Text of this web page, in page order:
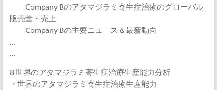
Company Bのアタマジラミ寄生症治療のグローバル
販売量・売上
Company Bの主要ニュース＆最新動向
…
…
8 世界のアタマジラミ寄生症治療生産能力分析
・世界のアタマジラミ寄生症治療生産能力